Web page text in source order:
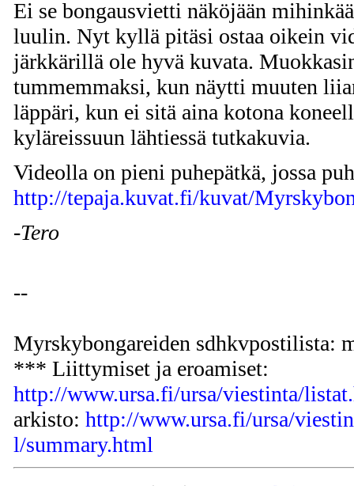
Ei se bongausvietti näköjään
luulin. Nyt kyllä pitäsi ostaa oikein
järkkärillä ole hyvä kuvata.
tummemmaksi, kun näytti muuten
läppäri, kun ei sitä aina kotona
kyläreissuun lähtiessä tutkakuvia.
Videolla on pieni puhepätkä, jossa
http://tepaja.kuvat.fi/kuvat/
-Tero
--
Myrskybongareiden sdhkvpostilista:
*** Liittymiset ja eroamiset:
http://www.ursa.fi/ursa/viestinta/
arkisto: http://www.ursa.fi/ursa/
l/summary.html